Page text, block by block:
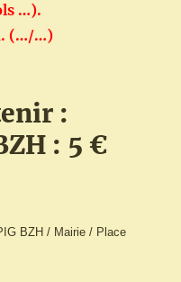
…).
(…/…)
:
: 5 €
BZH / Mairie / Place